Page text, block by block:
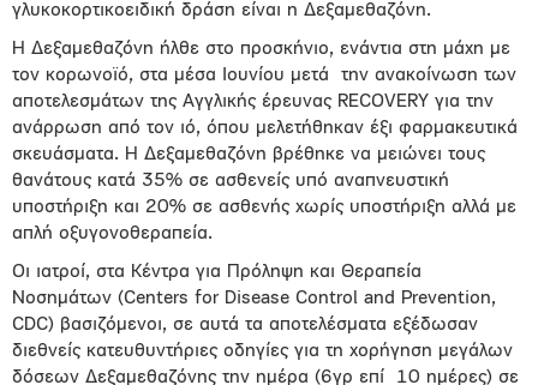
γλυκοκορτικοειδική δράση είναι η Δεξαμεθαζόνη.
Η Δεξαμεθαζόνη ήλθε στο προσκήνιο, ενάντια στη μάχη με
τον κορωνοϊό, στα μέσα Ιουνίου μετά την ανακοίνωση των
αποτελεσμάτων της Αγγλικής έρευνας RECOVERY για την
ανάρρωση από τον ιό, όπου μελετήθηκαν έξι φαρμακευτικά
σκευάσματα. Η Δεξαμεθαζόνη βρέθηκε να μειώνει τους
θανάτους κατά 35% σε ασθενείς υπό αναπνευστική
υποστήριξη και 20% σε ασθενής χωρίς υποστήριξη αλλά με
απλή οξυγονοθεραπεία.
Οι ιατροί, στα Κέντρα για Πρόληψη και Θεραπεία
Νοσημάτων (Centers for Disease Control and Prevention,
CDC) βασιζόμενοι, σε αυτά τα αποτελέσματα εξέδωσαν
διεθνείς κατευθυντήριες οδηγίες για τη χορήγηση μεγάλων
δόσεων Δεξαμεθαζόνης την ημέρα (6γρ επί 10 ημέρες) σε